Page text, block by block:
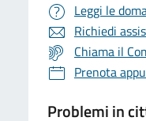
Leggi le
Richiedi
Chiama il
Prenota
Problemi in